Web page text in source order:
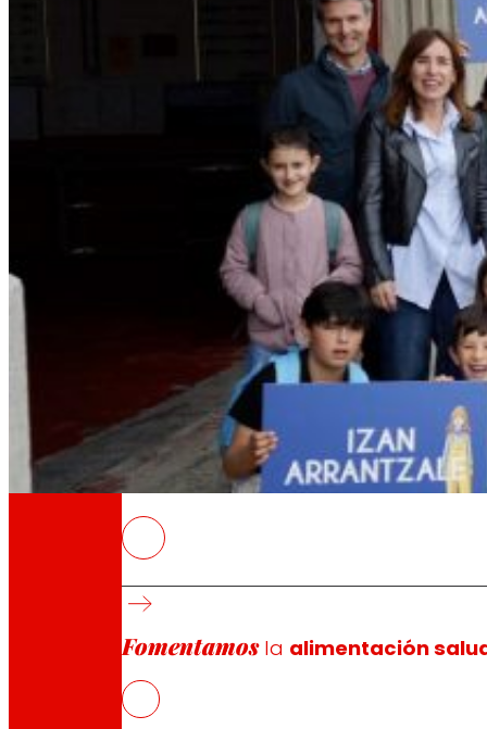
Somos por y para las personas. Descubre
Fundación
A través de nuestra Fundación
Compromisos
CompromisosEROSKI
Fomentamosla alimentación
escolares a vivir el proceso de la pesca del
Este programa cuenta con el apoyo del
Pesquero de Euskadi.
La iniciativa busca modernizar la imagen